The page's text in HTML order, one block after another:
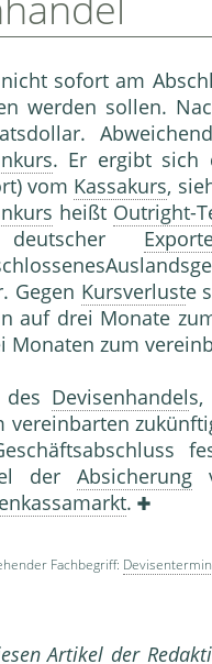
nicht sofort am
werden sollen.
. Er ergibt sich
vom Kassakurs,
heißt Outright-
Gegen Kursverluste
auf drei Monate
Monaten zum
Devisenhandel
vereinbarten
der Absicherung
.
Fachbegriff:
Artikel der